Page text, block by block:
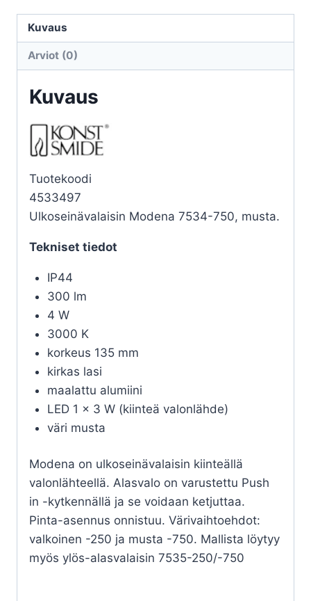
7534-
750
MU
määrä
Kuvaus
Arviot (0)
Kuvaus
Tuotekoodi
4533497
Ulkoseinävalaisin Modena 7534-750, musta.
Tekniset tiedot
IP44
300 lm
4 W
3000 K
korkeus 135 mm
kirkas lasi
maalattu alumiini
LED 1 x 3 W (kiinteä valonlähde)
väri musta
Modena on ulkoseinävalaisin kiinteällä
valonlähteellä. Alasvalo on varustettu Push
in -kytkennällä ja se voidaan ketjuttaa.
Pinta-asennus onnistuu. Värivaihtoehdot:
valkoinen -250 ja musta -750. Mallista löytyy
myös ylös-alasvalaisin 7535-250/-750